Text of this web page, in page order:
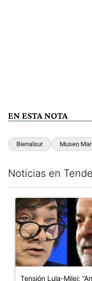
EN ESTA NOTA
Bienalsur Museo Mar
Noticias en
Un artículo de
Tensión Lula-Milei: